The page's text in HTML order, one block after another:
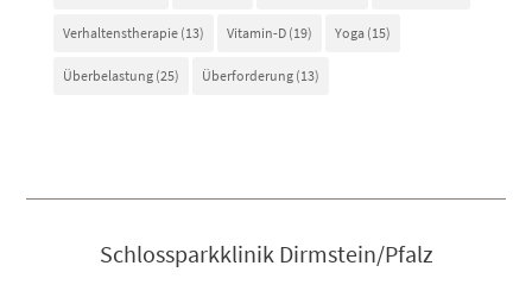
Verhaltenstherapie(13) Vitamin-D(19) Yoga(15)
Überbelastung(25) Überforderung(13)
Schlossparkklinik Dirmstein/Pfalz